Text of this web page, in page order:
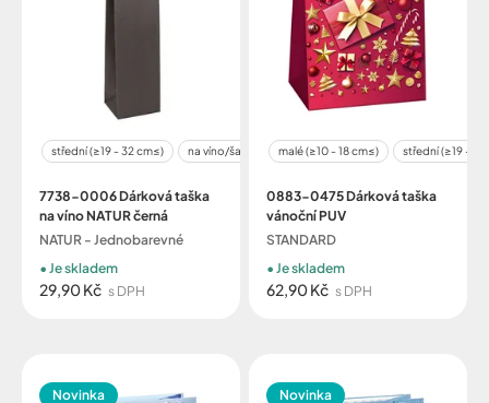
střední (≥19 - 32 cm≤) na víno/šampaňské
7738-0006 Dárková taška
na víno NATUR černá
NATUR - Jednobarevné
29,90 Kč s DPH
Je skladem
malé (≥10 - 18 cm≤) střední (≥19 - 32
0883-0475 Dárková taška
vánoční PUV
STANDARD
62,90 Kč s DPH
Je skladem
Novinka Novinka